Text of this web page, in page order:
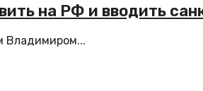
на РФ и вводить
Владимиром...